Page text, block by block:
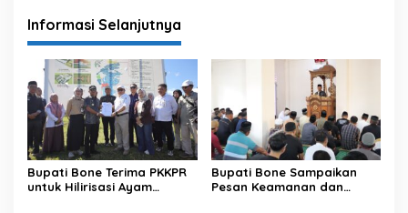
Informasi Selanjutnya
Bupati Bone Terima PKKPR
untuk Hilirisasi Ayam
Bupati Bone Sampaikan
Pesan Keamanan dan